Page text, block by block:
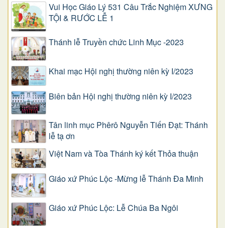
Vui Học Giáo Lý 531 Câu Trắc Nghiệm XƯNG
TỘI & RƯỚC LỄ 1
Thánh lễ Truyền chức Linh Mục -2023
Khai mạc Hội nghị thường niên kỳ I/2023
Biên bản Hội nghị thường niên kỳ I/2023
Tân linh mục Phêrô Nguyễn Tiến Đạt: Thánh
lễ tạ ơn
Việt Nam và Tòa Thánh ký kết Thỏa thuận
Giáo xứ Phúc Lộc -Mừng lễ Thánh Đa Minh
Giáo xứ Phúc Lộc: Lễ Chúa Ba Ngôi